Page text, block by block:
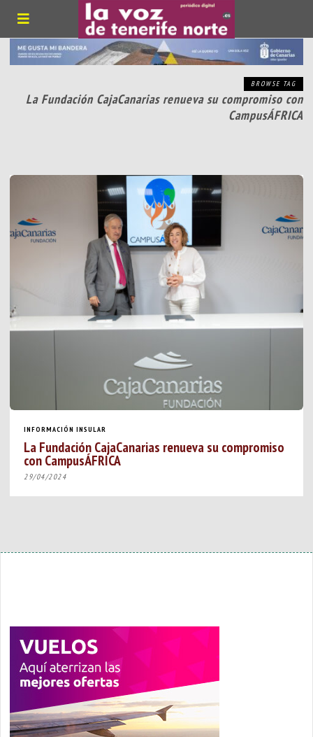
BROWSE TAG
La Fundación CajaCanarias renueva su compromiso con
CampusÁFRICA
INFORMACIÓN INSULAR
La Fundación CajaCanarias renueva su compromiso
con CampusÁFRICA
29/04/2024